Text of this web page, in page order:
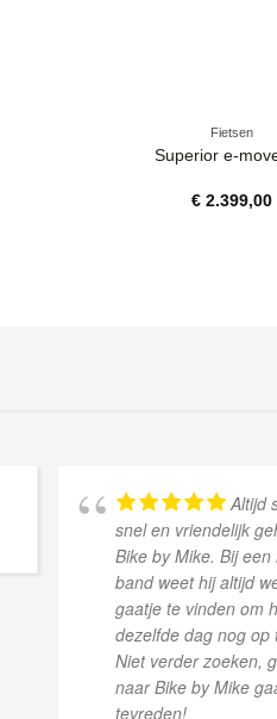
Fietsen
Superior e-
€ 2.399,00
Altijd
snel en vriendelijk
Bike by Mike. Bij een
band weet hij altijd
gaatje te vinden om
dezelfde dag nog op
Niet verder zoeken,
naar Bike by Mike
tevreden!